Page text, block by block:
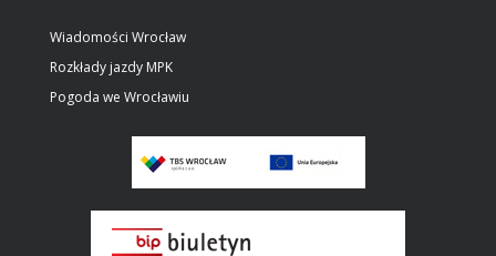
Wiadomości Wrocław
Rozkłady jazdy MPK
Pogoda we Wrocławiu